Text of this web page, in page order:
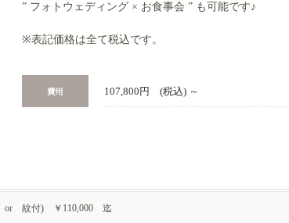
” フォトウェディング × お食事会 ” も可能です♪
※表記価格は全て税込です。
107,800円 (税込) ～
or 紋付) ￥110,000 迄